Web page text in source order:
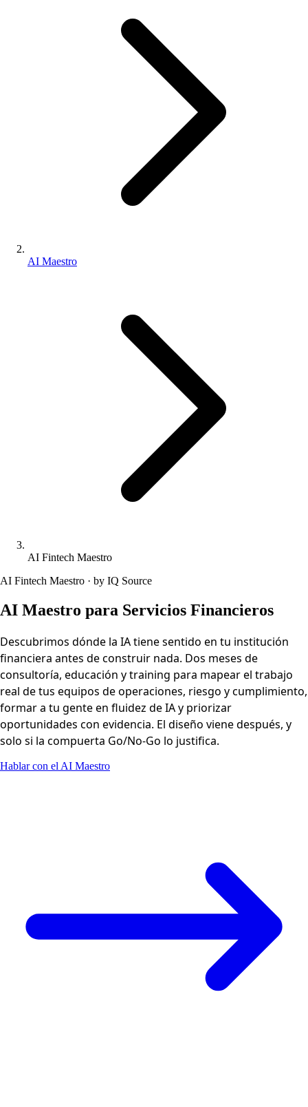
AI Maestro
AI Fintech Maestro
AI Fintech Maestro · by IQ Source
AI Maestro para Servicios Financieros
Descubrimos dónde la IA tiene sentido en tu institución
financiera antes de construir nada. Dos meses de
consultoría, educación y training para mapear el trabajo
real de tus equipos de operaciones, riesgo y cumplimiento,
formar a tu gente en fluidez de IA y priorizar
oportunidades con evidencia. El diseño viene después, y
solo si la compuerta Go/No-Go lo justifica.
Hablar con el AI Maestro